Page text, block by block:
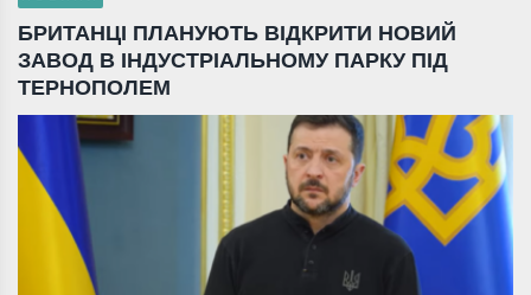
БРИТАНЦІ ПЛАНУЮТЬ ВІДКРИТИ НОВИЙ
ЗАВОД В ІНДУСТРІАЛЬНОМУ ПАРКУ ПІД
ТЕРНОПОЛЕМ